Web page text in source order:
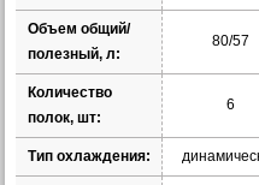
Объем общий/
полезный, л:
80/57
Количество
полок, шт:
6
Тип охлаждения: